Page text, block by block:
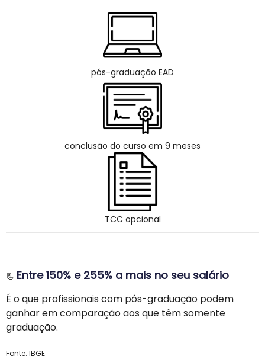
pós-graduação EAD
conclusão do curso em 9 meses
TCC opcional
📃 Entre 150% e 255% a mais no seu salário
É o que profissionais com pós-graduação podem
ganhar em comparação aos que têm somente
graduação.
Fonte: IBGE